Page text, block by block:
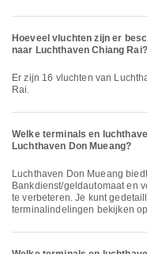
Hoeveel vluchten zijn er
naar Luchthaven Chiang Rai?
Er zijn 16 vluchten van Luchthaven Don Mueang naar Luchthaven Chiang
Rai.
Welke terminals en
Luchthaven Don Mueang?
Luchthaven Don Mueang biedt Pendelbus, Belastingvrije winkel,
Bankdienst/geldautomaat en
te verbeteren. Je kunt
terminalindelingen bekijken op